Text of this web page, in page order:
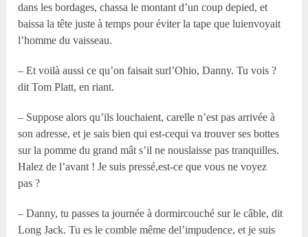
dans les bordages, chassa le montant d’un coup depied, et
baissa la tête juste à temps pour éviter la tape que luienvoyait
l’homme du vaisseau.
– Et voilà aussi ce qu’on faisait surl’Ohio, Danny. Tu vois ?
dit Tom Platt, en riant.
– Suppose alors qu’ils louchaient, carelle n’est pas arrivée à
son adresse, et je sais bien qui est-cequi va trouver ses bottes
sur la pomme du grand mât s’il ne nouslaisse pas tranquilles.
Halez de l’avant ! Je suis pressé,est-ce que vous ne voyez
pas ?
– Danny, tu passes ta journée à dormircouché sur le câble, dit
Long Jack. Tu es le comble même del’impudence, et je suis